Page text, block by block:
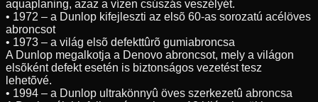
aquaplaning, azaz a vízen csúszás veszélyét.
• 1972 – a Dunlop kifejleszti az elsõ 60-as sorozatú acélöves
abroncsot
• 1973 – a világ elsõ defekttûrõ gumiabroncsa
A Dunlop megalkotja a Denovo abroncsot, mely a világon
elsõként defekt esetén is biztonságos vezetést tesz
lehetõvé.
• 1994 – a Dunlop ultrakönnyû öves szerkezetû abroncsa